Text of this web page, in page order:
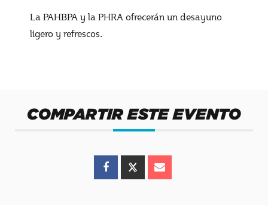
La PAHBPA y la PHRA ofrecerán un desayuno
ligero y refrescos.
COMPARTIR ESTE EVENTO